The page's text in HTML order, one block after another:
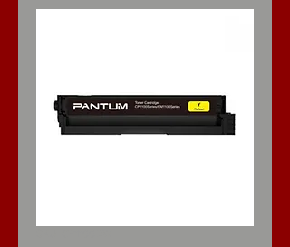
LEASING